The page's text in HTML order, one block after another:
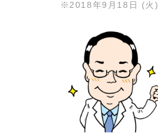
※2018年9月18日 (火)